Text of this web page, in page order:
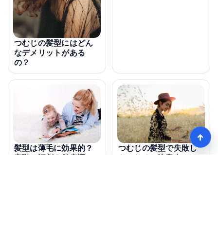
つむじの髪型にはどん
なデメリットがある
の？
髪型は薄毛に効果的？
実際の評判を徹底調
つむじの髪型で失敗し
ないための注意点は？
↑